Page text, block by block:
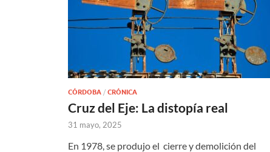
CÓRDOBA / CRÓNICA
Cruz del Eje: La distopía real
31 mayo, 2025
En 1978, se produjo el cierre y demolición del